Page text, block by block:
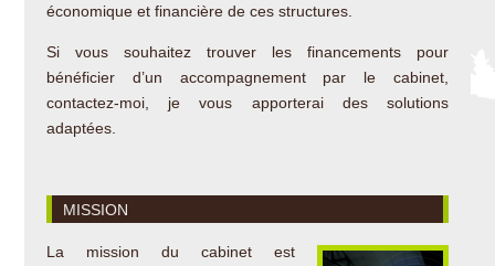
économique et financière de ces structures.
Si vous souhaitez trouver les financements pour
bénéficier d’un accompagnement par le cabinet,
contactez-moi, je vous apporterai des solutions
adaptées.
MISSION
La mission du cabinet est